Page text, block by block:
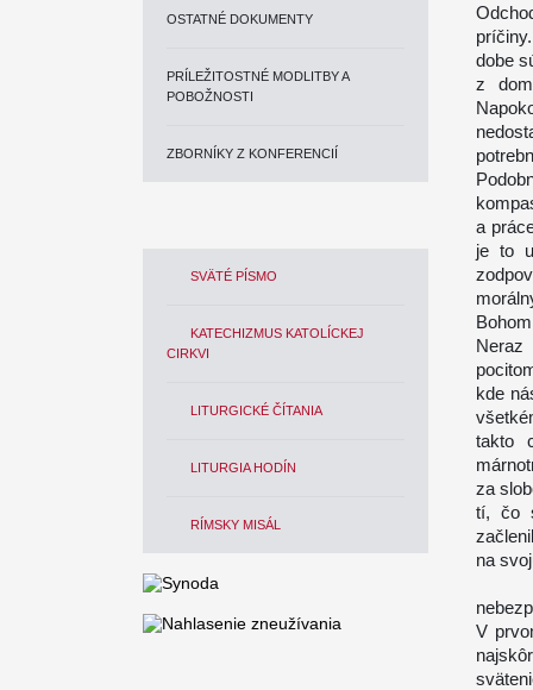
OSTATNÉ DOKUMENTY
PRÍLEŽITOSTNÉ MODLITBY A
POBOŽNOSTI
ZBORNÍKY Z KONFERENCIÍ
SVÄTÉ PÍSMO
KATECHIZMUS KATOLÍCKEJ
CIRKVI
LITURGICKÉ ČÍTANIA
LITURGIA HODÍN
RÍMSKY MISÁL
dobe
z
a
je to
Neraz
kde
takto
za
tí, čo
na
V